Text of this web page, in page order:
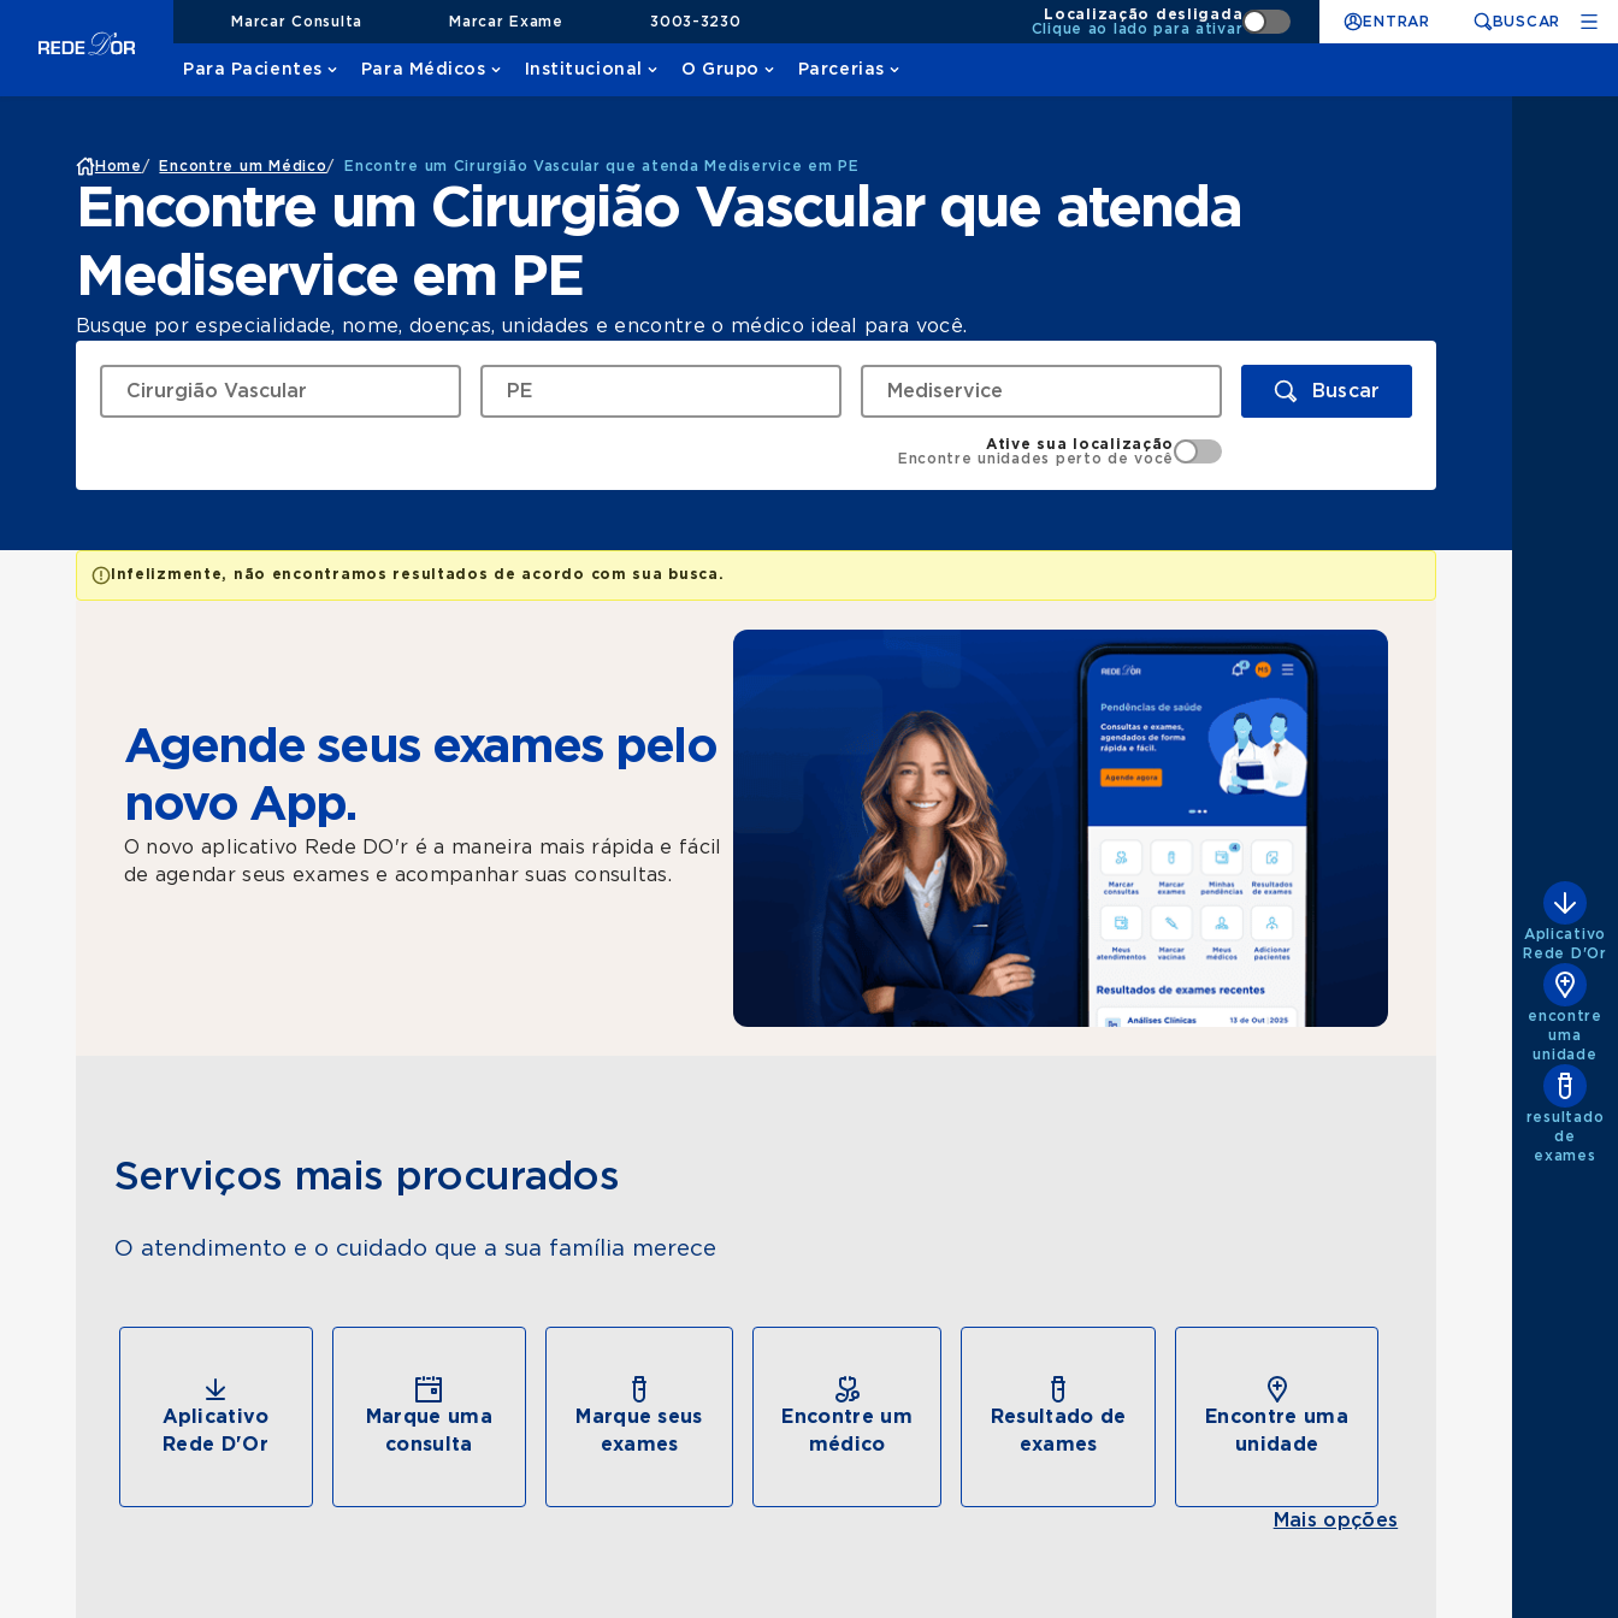
Marcar Consulta Marcar Exame 3003-3230
Localização desligada
Clique ao lado para ativar
ENTRAR BUSCAR
Para Pacientes Para Médicos Institucional O Grupo Parcerias
Home / Encontre um Médico/ Encontre um Cirurgião Vascular que atenda Mediservice em PE
Encontre um Cirurgião Vascular que atenda
Mediservice em PE
Busque por especialidade, nome, doenças, unidades e encontre o médico ideal para você.
Buscar
Ative sua localização
Encontre unidades perto de você
Infelizmente, não encontramos resultados de acordo com sua busca.
Agende seus exames pelo
novo App.
O novo aplicativo Rede DO'r é a maneira mais rápida e fácil
de agendar seus exames e acompanhar suas consultas.
Serviços mais procurados
O atendimento e o cuidado que a sua família merece
Aplicativo
Rede D'Or
Marque uma
consulta
Marque seus
exames
Encontre um
médico
Resultado de
exames
Encontre uma
unidade
Mais opções
Aplicativo
Rede D'Or
encontre
uma
unidade
resultado
de
exames